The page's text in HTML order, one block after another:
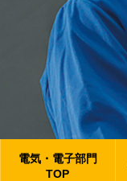
電気・電子部門
TOP